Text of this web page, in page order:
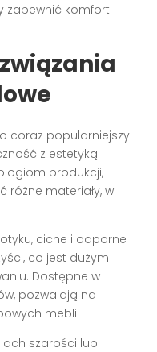
zapewnić komfort
coraz popularniejszy
z estetyką.
produkcji,
różne materiały, w
ciche i odporne
co jest dużym
Dostępne w
pozwalają na
mebli.
szarości lub